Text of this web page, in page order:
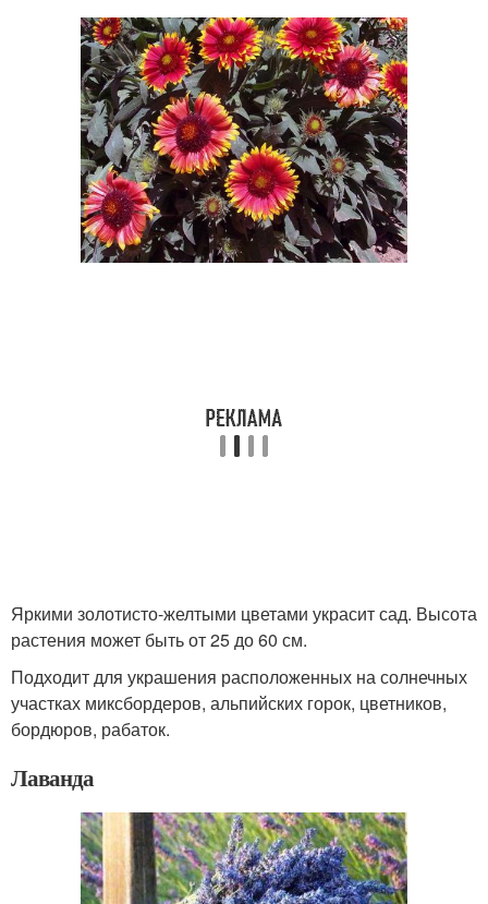
Яркими золотисто-желтыми цветами украсит сад. Высота
растения может быть от 25 до 60 см.
Подходит для украшения расположенных на солнечных
участках миксбордеров, альпийских горок, цветников,
бордюров, рабаток.
Лаванда